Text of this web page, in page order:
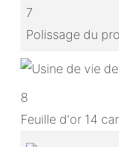
7
Polissage du
8
Feuille d'or 14